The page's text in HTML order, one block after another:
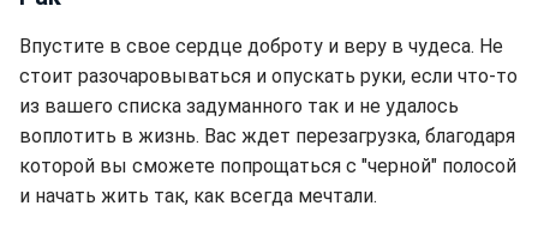
Впустите в свое сердце доброту и веру в чудеса. Не
стоит разочаровываться и опускать руки, если что-то
из вашего списка задуманного так и не удалось
воплотить в жизнь. Вас ждет перезагрузка, благодаря
которой вы сможете попрощаться с "черной" полосой
и начать жить так, как всегда мечтали.